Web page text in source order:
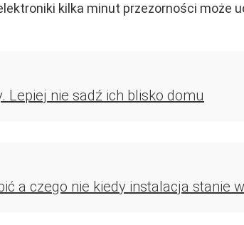
kilka minut przezorności
Lepiej nie sadź ich blisko domu
a czego nie kiedy instalacja stanie